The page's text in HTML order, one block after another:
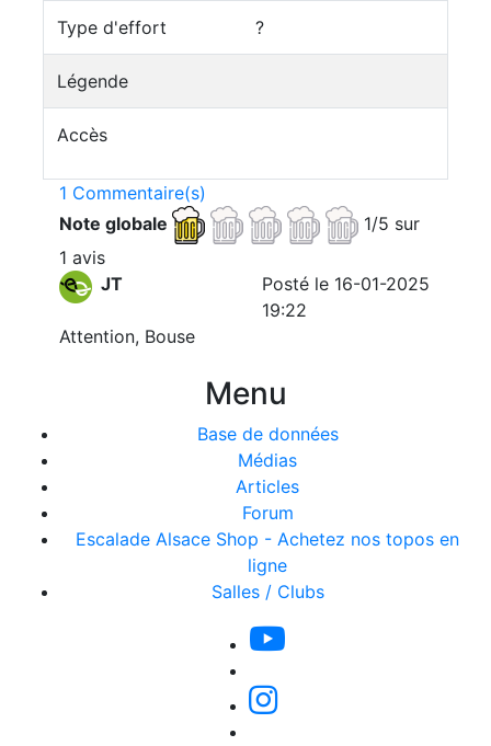
Type d'effort ?
Légende
Accès
1 Commentaire(s)
Note globale
1/5 sur
1 avis
JT
Posté le 16-01-2025
19:22
Attention, Bouse
Menu
Base de données
Médias
Articles
Forum
Escalade Alsace Shop - Achetez nos topos en
ligne
Salles / Clubs